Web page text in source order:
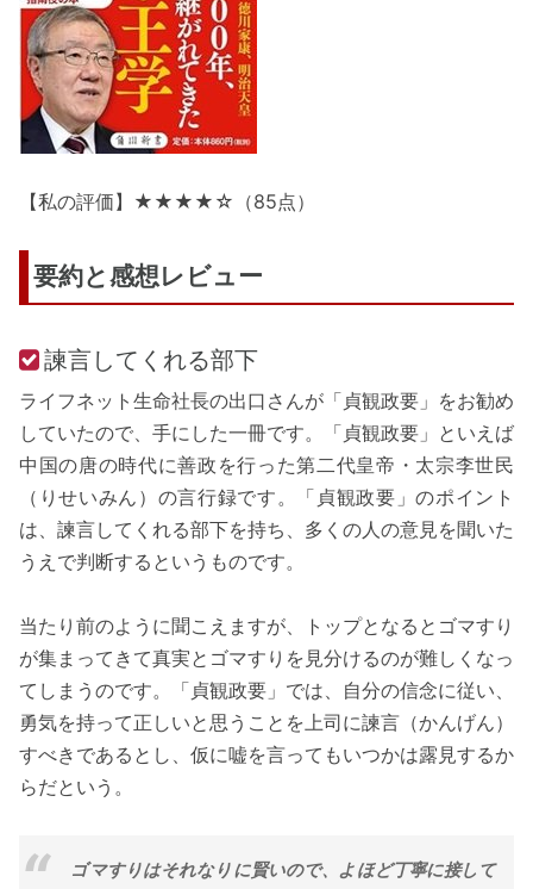
【私の評価】★★★★☆（85点）
要約と感想レビュー
諫言してくれる部下
ライフネット生命社長の出口さんが「貞観政要」をお勧め
していたので、手にした一冊です。「貞観政要」といえば
中国の唐の時代に善政を行った第二代皇帝・太宗李世民
（りせいみん）の言行録です。「貞観政要」のポイント
は、諫言してくれる部下を持ち、多くの人の意見を聞いた
うえで判断するというものです。
当たり前のように聞こえますが、トップとなるとゴマすり
が集まってきて真実とゴマすりを見分けるのが難しくなっ
てしまうのです。「貞観政要」では、自分の信念に従い、
勇気を持って正しいと思うことを上司に諫言（かんげん）
すべきであるとし、仮に嘘を言ってもいつかは露見するか
らだという。
ゴマすりはそれなりに賢いので、よほど丁寧に接して